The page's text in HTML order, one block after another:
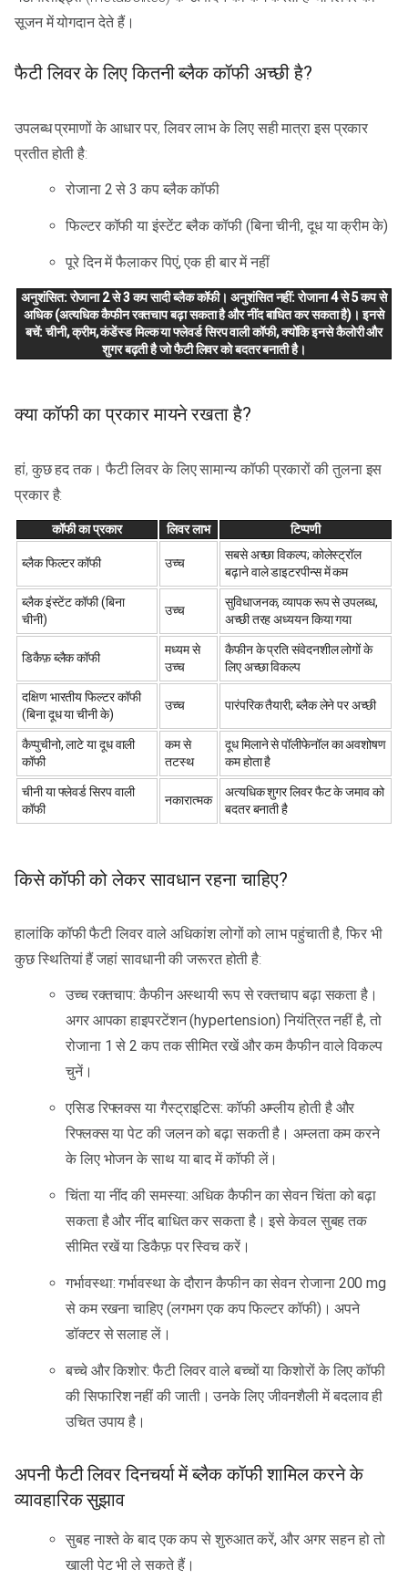
सूजन में योगदान देते हैं।
फैटी लिवर के लिए कितनी ब्लैक कॉफी अच्छी है?
उपलब्ध प्रमाणों के आधार पर, लिवर लाभ के लिए सही मात्रा इस प्रकार
प्रतीत होती है:
रोजाना 2 से 3 कप ब्लैक कॉफी
फिल्टर कॉफी या इंस्टेंट ब्लैक कॉफी (बिना चीनी, दूध या क्रीम के)
पूरे दिन में फैलाकर पिएं, एक ही बार में नहीं
अनुशंसित: रोजाना 2 से 3 कप सादी ब्लैक कॉफी। अनुशंसित नहीं: रोजाना 4 से 5 कप से
अधिक (अत्यधिक कैफीन रक्तचाप बढ़ा सकता है और नींद बाधित कर सकता है)। इनसे
बचें: चीनी, क्रीम, कंडेंस्ड मिल्क या फ्लेवर्ड सिरप वाली कॉफी, क्योंकि इनसे कैलोरी और
शुगर बढ़ती है जो फैटी लिवर को बदतर बनाती है।
क्या कॉफी का प्रकार मायने रखता है?
हां, कुछ हद तक। फैटी लिवर के लिए सामान्य कॉफी प्रकारों की तुलना इस
प्रकार है:
कॉफी का प्रकार लिवर लाभ टिप्पणी
ब्लैक फिल्टर कॉफी उच्च
सबसे अच्छा विकल्प; कोलेस्ट्रॉल
बढ़ाने वाले डाइटरपीन्स में कम
ब्लैक इंस्टेंट कॉफी (बिना
चीनी)
उच्च
सुविधाजनक, व्यापक रूप से उपलब्ध,
अच्छी तरह अध्ययन किया गया
डिकैफ़ ब्लैक कॉफी
मध्यम से
उच्च
कैफीन के प्रति संवेदनशील लोगों के
लिए अच्छा विकल्प
दक्षिण भारतीय फिल्टर कॉफी
(बिना दूध या चीनी के)
उच्च पारंपरिक तैयारी; ब्लैक लेने पर अच्छी
कैप्पुचीनो, लाटे या दूध वाली
कॉफी
कम से
तटस्थ
दूध मिलाने से पॉलीफेनॉल का अवशोषण
कम होता है
चीनी या फ्लेवर्ड सिरप वाली
कॉफी
नकारात्मक
अत्यधिक शुगर लिवर फैट के जमाव को
बदतर बनाती है
किसे कॉफी को लेकर सावधान रहना चाहिए?
हालांकि कॉफी फैटी लिवर वाले अधिकांश लोगों को लाभ पहुंचाती है, फिर भी
कुछ स्थितियां हैं जहां सावधानी की जरूरत होती है:
उच्च रक्तचाप: कैफीन अस्थायी रूप से रक्तचाप बढ़ा सकता है।
अगर आपका हाइपरटेंशन (hypertension) नियंत्रित नहीं है, तो
रोजाना 1 से 2 कप तक सीमित रखें और कम कैफीन वाले विकल्प
चुनें।
एसिड रिफ्लक्स या गैस्ट्राइटिस: कॉफी अम्लीय होती है और
रिफ्लक्स या पेट की जलन को बढ़ा सकती है। अम्लता कम करने
के लिए भोजन के साथ या बाद में कॉफी लें।
चिंता या नींद की समस्या: अधिक कैफीन का सेवन चिंता को बढ़ा
सकता है और नींद बाधित कर सकता है। इसे केवल सुबह तक
सीमित रखें या डिकैफ़ पर स्विच करें।
गर्भावस्था: गर्भावस्था के दौरान कैफीन का सेवन रोजाना 200 mg
से कम रखना चाहिए (लगभग एक कप फिल्टर कॉफी)। अपने
डॉक्टर से सलाह लें।
बच्चे और किशोर: फैटी लिवर वाले बच्चों या किशोरों के लिए कॉफी
की सिफारिश नहीं की जाती। उनके लिए जीवनशैली में बदलाव ही
उचित उपाय है।
अपनी फैटी लिवर दिनचर्या में ब्लैक कॉफी शामिल करने के
व्यावहारिक सुझाव
सुबह नाश्ते के बाद एक कप से शुरुआत करें, और अगर सहन हो तो
खाली पेट भी ले सकते हैं।